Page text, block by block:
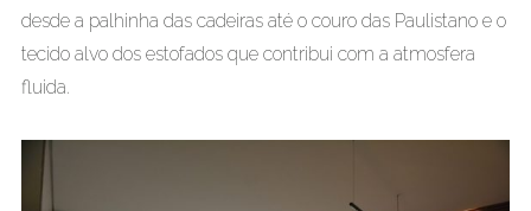
desde a palhinha das cadeiras até o couro das Paulistano e o
tecido alvo dos estofados que contribui com a atmosfera
fluida.